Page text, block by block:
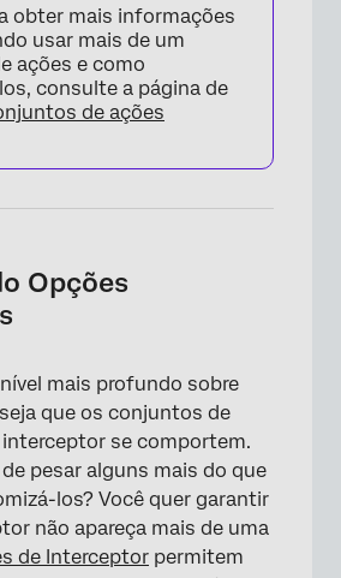
obter mais informações
usar mais de um
ações e como
consulte a página de
de ações
Opções
mais profundo sobre
que os conjuntos de
interceptor se comportem.
pesar alguns mais do que
los? Você quer garantir
não apareça mais de uma
de Interceptor permitem